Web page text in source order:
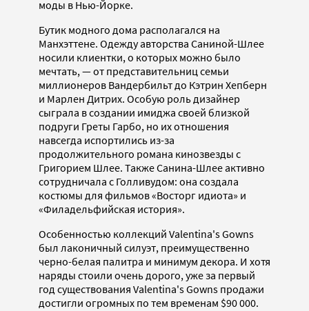
моды в Нью-Йорке.
Бутик модного дома располагался на
Манхэттене. Одежду авторства Саниной-Шлее
носили клиентки, о которых можно было
мечтать, — от представительниц семьи
миллионеров Вандербильт до Кэтрин Хепберн
и Марлен Дитрих. Особую роль дизайнер
сыграла в создании имиджа своей близкой
подруги Греты Гарбо, но их отношения
навсегда испортились из-за
продолжительного романа кинозвезды с
Григорием Шлее. Также Санина-Шлее активно
сотрудничала с Голливудом: она создала
костюмы для фильмов «Восторг идиота» и
«Филадельфийская история».
Особенностью коллекций Valentina's Gowns
был лаконичный силуэт, преимущественно
черно-белая палитра и минимум декора. И хотя
наряды стоили очень дорого, уже за первый
год существования Valentina's Gowns продажи
достигли огромных по тем временам $90 000.